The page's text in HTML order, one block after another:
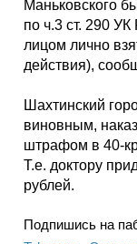
Маньковского
по ч.3 ст. 290
лицом лично
действия),
Шахтинский
виновным,
штрафом в 40-
Т.е. доктору
рублей.
Подпишись на